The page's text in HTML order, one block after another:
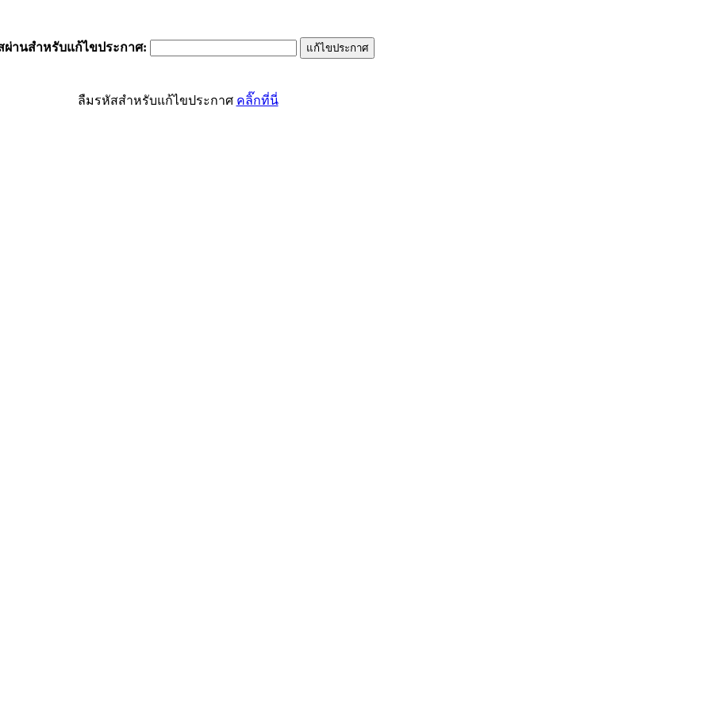
ผ่านสำหรับแก้ไขประกาศ:
ลืมรหัสสำหรับแก้ไขประกาศ คลิ๊กที่นี่